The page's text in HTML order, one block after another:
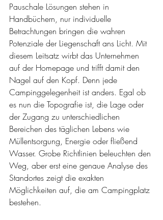
Pauschale Lösungen stehen in
Handbüchern, nur individuelle
Betrachtungen bringen die wahren
Potenziale der Liegenschaft ans Licht. Mit
diesem Leitsatz wirbt das Unternehmen
auf der Homepage und trifft damit den
Nagel auf den Kopf. Denn jede
Campinggelegenheit ist anders. Egal ob
es nun die Topografie ist, die Lage oder
der Zugang zu unterschiedlichen
Bereichen des täglichen Lebens wie
Müllentsorgung, Energie oder fließend
Wasser. Grobe Richtlinien beleuchten den
Weg, aber erst eine genaue Analyse des
Standortes zeigt die exakten
Möglichkeiten auf, die am Campingplatz
bestehen.